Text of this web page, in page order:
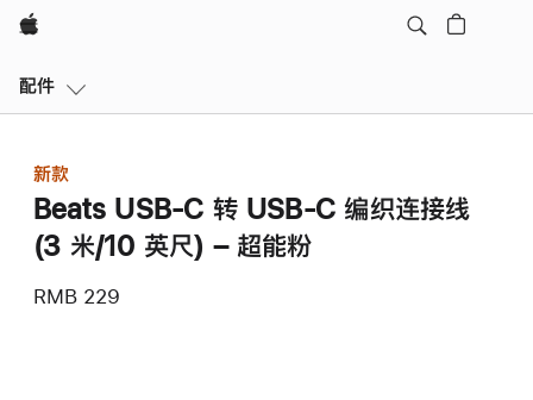
Apple
配件
新款
Beats USB-C 转 USB-C 编织连接线
(3 米/10 英尺) – 超能粉
RMB 229